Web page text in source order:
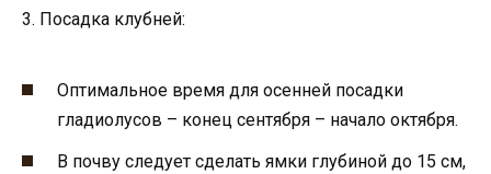
3. Посадка клубней:
Оптимальное время для осенней посадки
гладиолусов – конец сентября – начало октября.
В почву следует сделать ямки глубиной до 15 см,